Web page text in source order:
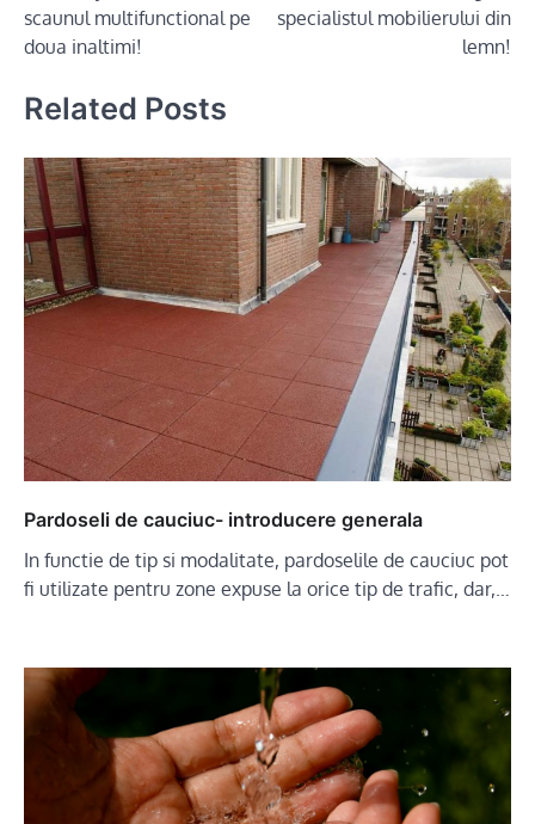
scaunul multifunctional pe
doua inaltimi!
specialistul mobilierului din
lemn!
Related Posts
Pardoseli de cauciuc- introducere generala
In functie de tip si modalitate, pardoselile de cauciuc pot
fi utilizate pentru zone expuse la orice tip de trafic, dar,…